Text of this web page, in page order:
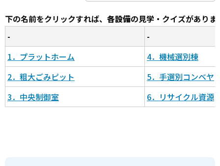
下の名前をクリックすれば、 各設備の見学・クイズがありま
-
-
1．プラットホーム
4．機械選別棟
2．粗大ごみピット
5．手選別コンベヤ
3．中央制御室
6．リサイクル資源